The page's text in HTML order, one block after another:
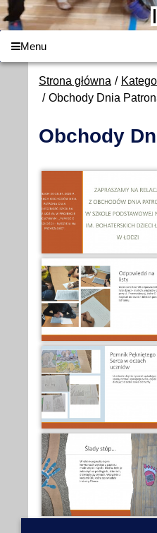
Menu
Strona główna
Obchody Dnia
Obchody